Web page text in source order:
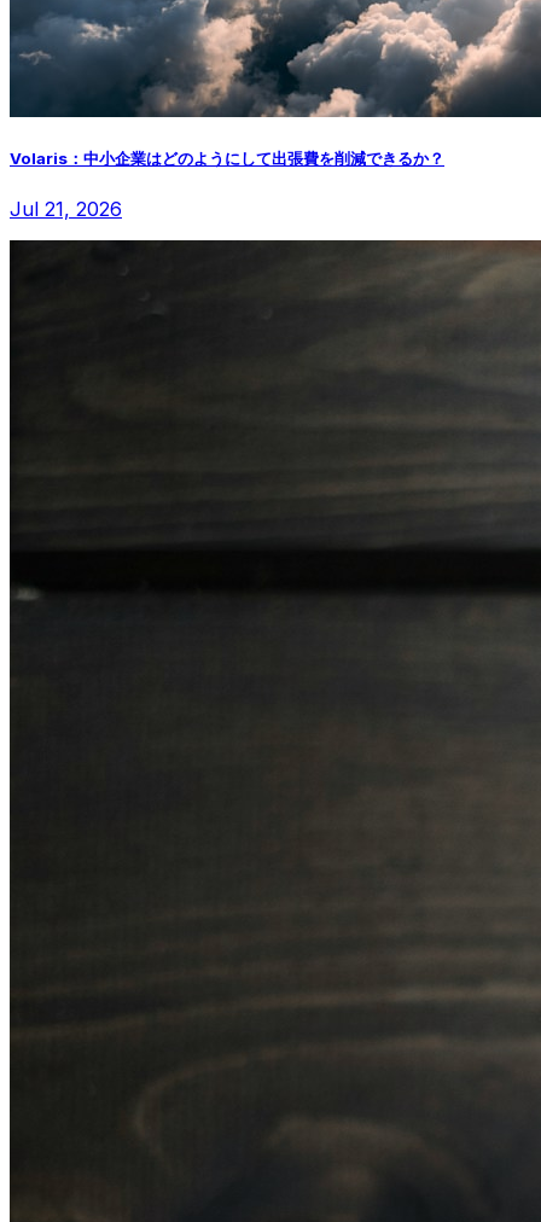
Volaris：中小企業はどのようにして出張費を削減できるか？
Jul 21, 2026